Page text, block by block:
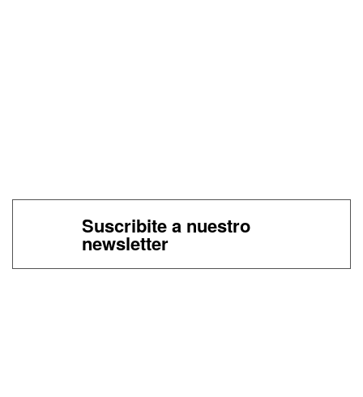
Suscribite a nuestro
newsletter